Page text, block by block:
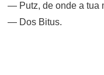
— Putz, de onde a tua
— Dos Bitus.